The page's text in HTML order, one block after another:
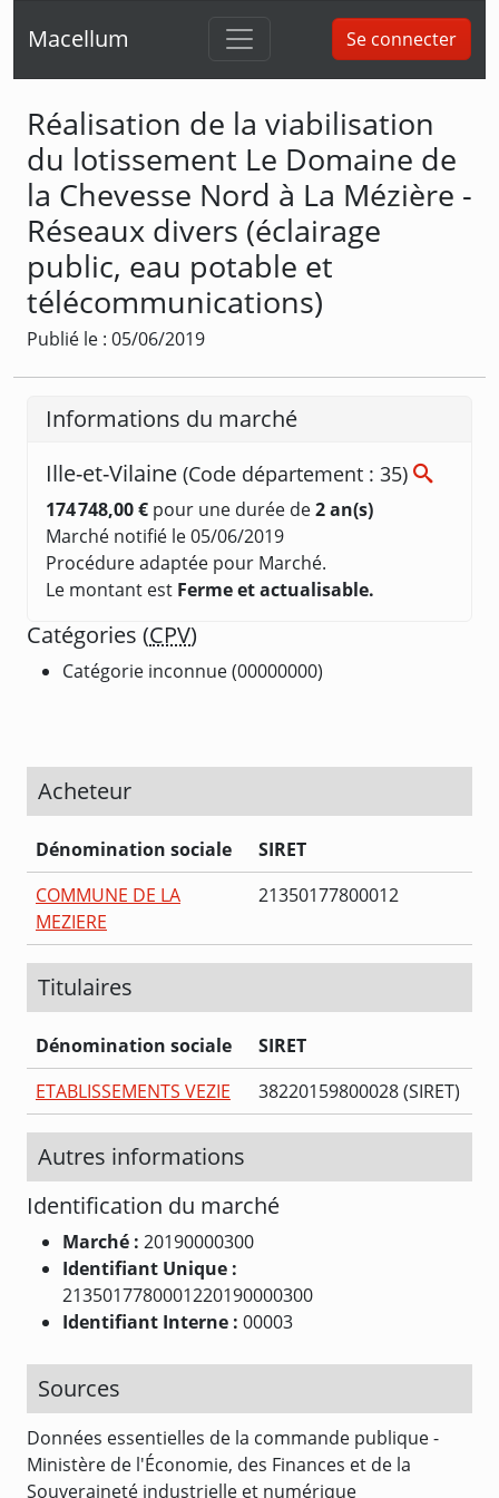
Macellum Se connecter
Réalisation de la viabilisation
du lotissement Le Domaine de
la Chevesse Nord à La Mézière -
Réseaux divers (éclairage
public, eau potable et
télécommunications)
Publié le : 05/06/2019
Informations du marché
Ille-et-Vilaine (Code département : 35)
174 748,00 € pour une durée de2 an(s)
Marché notifié le 05/06/2019
Procédure adaptée pour Marché.
Le montant est Ferme et actualisable.
Catégories (CPV)
Catégorie inconnue (00000000)
Acheteur
Dénomination sociale
SIRET
COMMUNE DE LA
MEZIERE
21350177800012
Titulaires
Dénomination sociale
SIRET
ETABLISSEMENTS VEZIE
38220159800028 (SIRET)
Autres informations
Identification du marché
Marché : 20190000300
Identifiant Unique :
2135017780001220190000300
Identifiant Interne : 00003
Sources
Données essentielles de la commande publique -
Ministère de l'Économie, des Finances et de la
Souveraineté industrielle et numérique